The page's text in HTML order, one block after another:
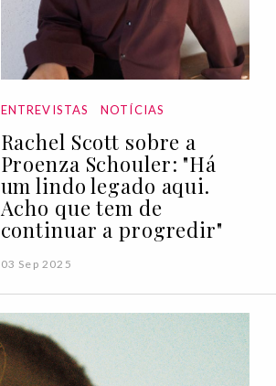
ENTREVISTAS NOTÍCIAS
Rachel Scott sobre a
Proenza Schouler: "Há
um lindo legado aqui.
Acho que tem de
continuar a progredir"
03 Sep 2025